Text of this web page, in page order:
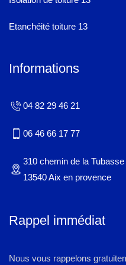
Etanchéité toiture 13
Informations
04 82 29 46 21
06 46 66 17 77
310 chemin de la Tubasse
13540 Aix en provence
Rappel immédiat
Nous vous rappelons